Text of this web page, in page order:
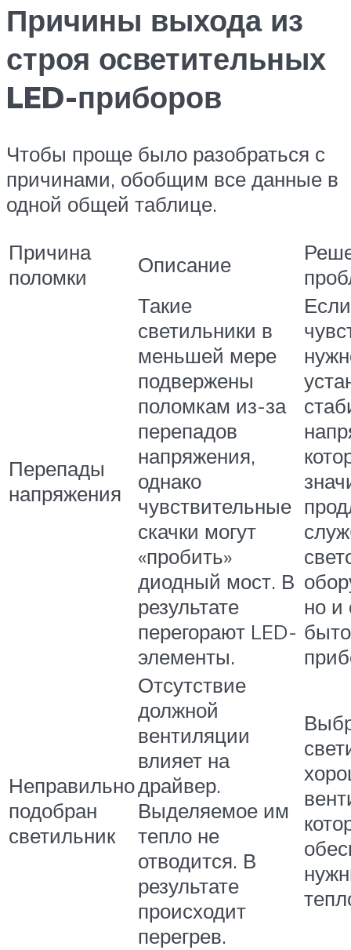
Причины выхода из
строя осветительных
LED-приборов
Чтобы проще было разобраться с
причинами, обобщим все данные в
одной общей таблице.
Причина
поломки
Описание
Перепады
напряжения
Такие
светильники в
меньшей мере
подвержены
поломкам из-за
перепадов
напряжения,
однако
чувствительные
скачки могут
«пробить»
диодный мост. В
результате
перегорают LED-
элементы.
но и
Неправильно
подобран
светильник
Отсутствие
должной
вентиляции
влияет на
драйвер.
Выделяемое им
тепло не
отводится. В
результате
происходит
перегрев.